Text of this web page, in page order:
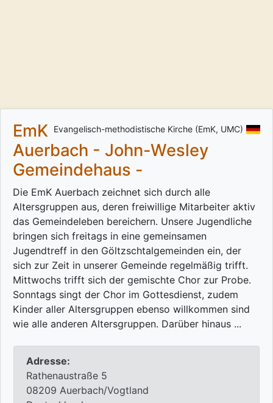
Evangelisch-methodistische Kirche (EmK, UMC)
EmK
Auerbach - John-Wesley
Gemeindehaus -
Die EmK Auerbach zeichnet sich durch alle
Altersgruppen aus, deren freiwillige Mitarbeiter aktiv
das Gemeindeleben bereichern. Unsere Jugendliche
bringen sich freitags in eine gemeinsamen
Jugendtreff in den Göltzschtalgemeinden ein, der
sich zur Zeit in unserer Gemeinde regelmäßig trifft.
Mittwochs trifft sich der gemischte Chor zur Probe.
Sonntags singt der Chor im Gottesdienst, zudem
Kinder aller Altersgruppen ebenso willkommen sind
wie alle anderen Altersgruppen. Darüber hinaus ...
Adresse:
Rathenaustraße 5
08209 Auerbach/Vogtland